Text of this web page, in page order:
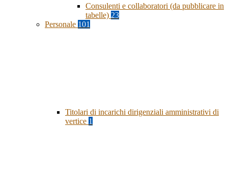
Consulenti e collaboratori (da pubblicare in
tabelle) 23
Personale 101
Titolari di incarichi dirigenziali amministrativi di
vertice 1